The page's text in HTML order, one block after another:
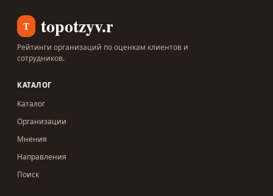
T topotzyv.ru
Рейтинги организаций по оценкам клиентов и
сотрудников.
КАТАЛОГ
Каталог
Организации
Мнения
Направления
Поиск